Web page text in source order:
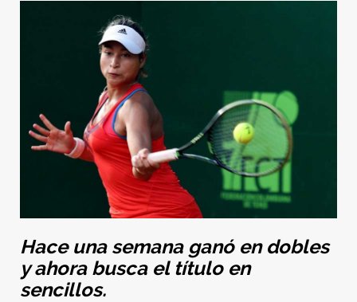
Hace una semana ganó en dobles
y ahora busca el título en
sencillos.